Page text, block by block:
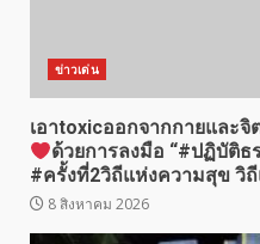
ข่าวเด่น
เอาtoxicออกจากกายและจิ
ด้วยการลงมือ “#ปฏิบัติธ
#ครั้งที่2วิถีแห่งความสุข วิ
8 สิงหาคม 2026